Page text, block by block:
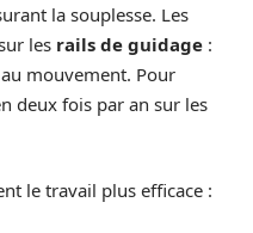
la souplesse. Les
les rails de guidage :
mouvement. Pour
deux fois par an sur les
le travail plus efficace :